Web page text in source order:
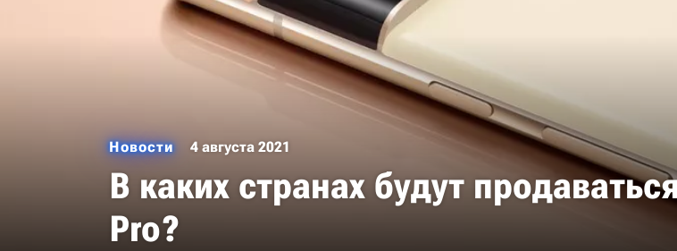
Новости 4 августа 2021
В каких странах будут
Pro?